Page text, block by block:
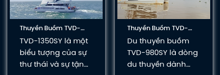
Thuyền Buồm TVD-
1350SY
TVD-1350SY là một
biểu tượng của sự
thư thái và sự tận
Thuyền Buồm TVD-
980SY
Du thuyền buồm
TVD-980SY là dòng
du thuyền dành